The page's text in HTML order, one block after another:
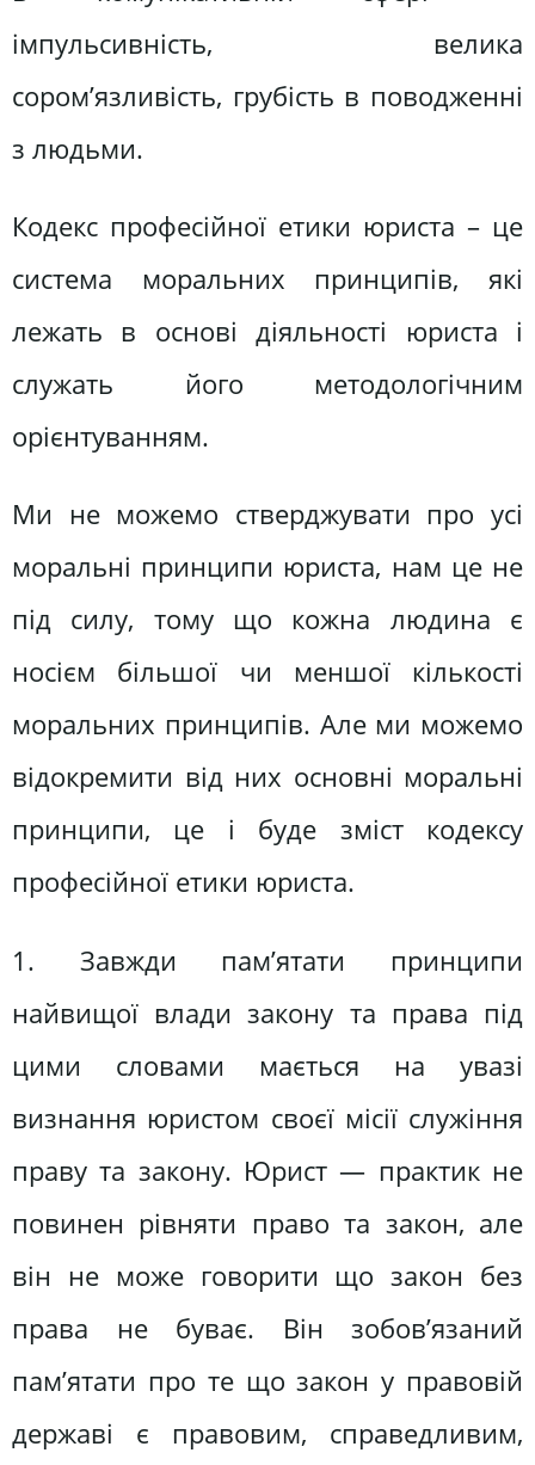
імпульсивність, велика
сором’язливість, грубість в поводженні
з людьми.
Кодекс професійної етики юриста – це
система моральних принципів, які
лежать в основі діяльності юриста і
служать його методологічним
орієнтуванням.
Ми не можемо стверджувати про усі
моральні принципи юриста, нам це не
під силу, тому що кожна людина є
носієм більшої чи меншої кількості
моральних принципів. Але ми можемо
відокремити від них основні моральні
принципи, це і буде зміст кодексу
професійної етики юриста.
1. Завжди пам’ятати принципи
найвищої влади закону та права під
цими словами мається на увазі
визнання юристом своєї місії служіння
праву та закону. Юрист — практик не
повинен рівняти право та закон, але
він не може говорити що закон без
права не буває. Він зобов’язаний
пам’ятати про те що закон у правовій
державі є правовим, справедливим,